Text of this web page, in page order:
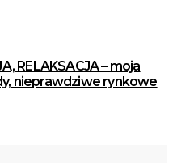
RELAKSACJA – moja
nieprawdziwe rynkowe